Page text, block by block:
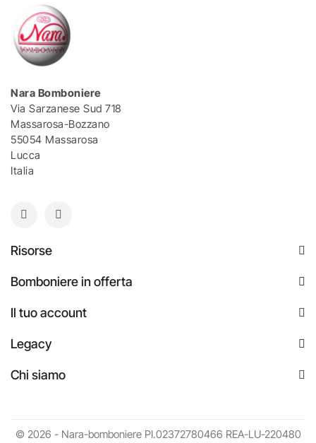
Nara Bomboniere
Via Sarzanese Sud 718
Massarosa-Bozzano
55054 Massarosa
Lucca
Italia
Risorse
Bomboniere in offerta
Il tuo account
Legacy
Chi siamo
© 2026 - Nara-bomboniere PI.02372780466 REA-LU-220480